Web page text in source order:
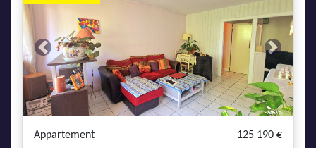
Previous Next
Appartement
125 190 €